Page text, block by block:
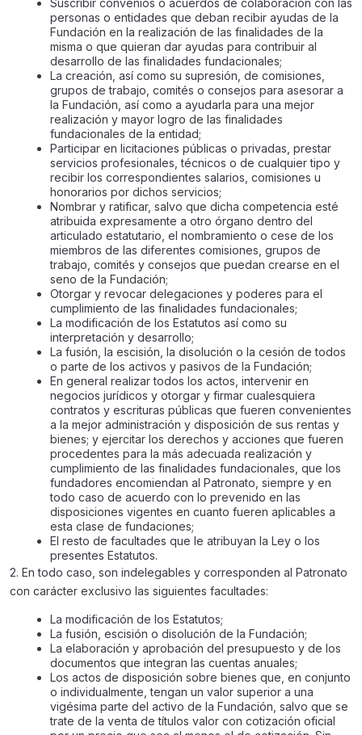
Suscribir convenios o acuerdos de colaboración con las
personas o entidades que deban recibir ayudas de la
Fundación en la realización de las finalidades de la
misma o que quieran dar ayudas para contribuir al
desarrollo de las finalidades fundacionales;
La creación, así como su supresión, de comisiones,
grupos de trabajo, comités o consejos para asesorar a
la Fundación, así como a ayudarla para una mejor
realización y mayor logro de las finalidades
fundacionales de la entidad;
Participar en licitaciones públicas o privadas, prestar
servicios profesionales, técnicos o de cualquier tipo y
recibir los correspondientes salarios, comisiones u
honorarios por dichos servicios;
Nombrar y ratificar, salvo que dicha competencia esté
atribuida expresamente a otro órgano dentro del
articulado estatutario, el nombramiento o cese de los
miembros de las diferentes comisiones, grupos de
trabajo, comités y consejos que puedan crearse en el
seno de la Fundación;
Otorgar y revocar delegaciones y poderes para el
cumplimiento de las finalidades fundacionales;
La modificación de los Estatutos así como su
interpretación y desarrollo;
La fusión, la escisión, la disolución o la cesión de todos
o parte de los activos y pasivos de la Fundación;
En general realizar todos los actos, intervenir en
negocios jurídicos y otorgar y firmar cualesquiera
contratos y escrituras públicas que fueren convenientes
a la mejor administración y disposición de sus rentas y
bienes; y ejercitar los derechos y acciones que fueren
procedentes para la más adecuada realización y
cumplimiento de las finalidades fundacionales, que los
fundadores encomiendan al Patronato, siempre y en
todo caso de acuerdo con lo prevenido en las
disposiciones vigentes en cuanto fueren aplicables a
esta clase de fundaciones;
El resto de facultades que le atribuyan la Ley o los
presentes Estatutos.
2. En todo caso, son indelegables y corresponden al Patronato
con carácter exclusivo las siguientes facultades:
La modificación de los Estatutos;
La fusión, escisión o disolución de la Fundación;
La elaboración y aprobación del presupuesto y de los
documentos que integran las cuentas anuales;
Los actos de disposición sobre bienes que, en conjunto
o individualmente, tengan un valor superior a una
vigésima parte del activo de la Fundación, salvo que se
trate de la venta de títulos valor con cotización oficial